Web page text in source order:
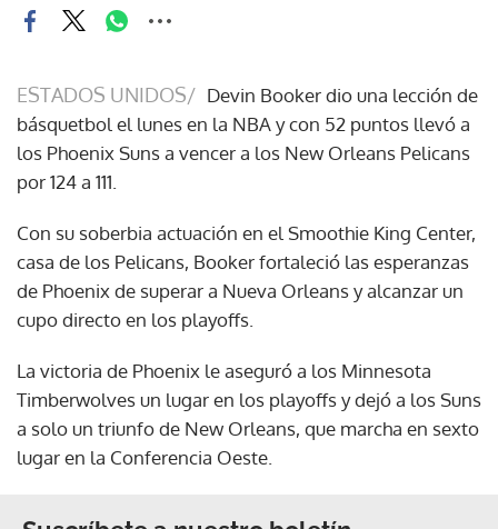
ESTADOS UNIDOS/ Devin Booker dio una lección de
básquetbol el lunes en la NBA y con 52 puntos llevó a
los Phoenix Suns a vencer a los New Orleans Pelicans
por 124 a 111.
Con su soberbia actuación en el Smoothie King Center,
casa de los Pelicans, Booker fortaleció las esperanzas
de Phoenix de superar a Nueva Orleans y alcanzar un
cupo directo en los playoffs.
La victoria de Phoenix le aseguró a los Minnesota
Timberwolves un lugar en los playoffs y dejó a los Suns
a solo un triunfo de New Orleans, que marcha en sexto
lugar en la Conferencia Oeste.